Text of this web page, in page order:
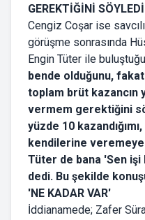
GEREKTİĞİNİ
Cengiz Coşar ise
görüşme sonrasında
Engin Tüter ile
bende olduğunu,
toplam brüt kazancın
vermem gerektiğini
yüzde 10
kendilerine
Tüter de bana 'Sen işi
dedi. Bu şekilde
'NE KADAR VAR'
İddianamede; Zafer